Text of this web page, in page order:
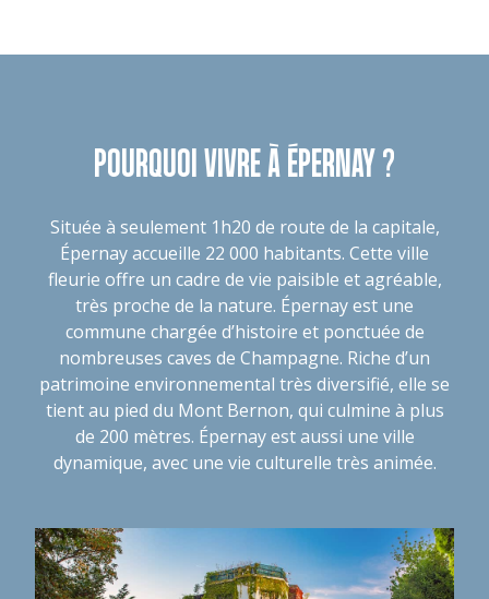
POURQUOI VIVRE À ÉPERNAY ?
Située à seulement 1h20 de route de la capitale,
Épernay accueille 22 000 habitants. Cette ville
fleurie offre un cadre de vie paisible et agréable,
très proche de la nature. Épernay est une
commune chargée d’histoire et ponctuée de
nombreuses caves de Champagne. Riche d’un
patrimoine environnemental très diversifié, elle se
tient au pied du Mont Bernon, qui culmine à plus
de 200 mètres. Épernay est aussi une ville
dynamique, avec une vie culturelle très animée.